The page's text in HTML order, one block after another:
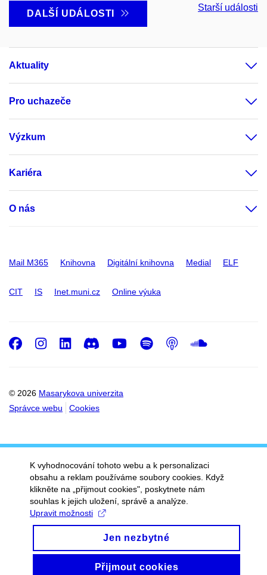
DALŠÍ UDÁLOSTI
Starší události
Aktuality
Pro uchazeče
Výzkum
Kariéra
O nás
Mail M365 Knihovna Digitální knihovna Medial ELF
CIT IS Inet.muni.cz Online výuka
© 2026 Masarykova univerzita
Správce webu
Cookies
Facebook
Instagram
LinkedIn
DiscordYoutube
Spotify
Podcast
K vyhodnocování tohoto webu a k personalizaci
obsahu a reklam používáme soubory cookies. Když
klikněte na „přijmout cookies", poskytnete nám
souhlas k jejich uložení, správě a analýze.
Upravit možnosti
Jen nezbytné
Přijmout cookies